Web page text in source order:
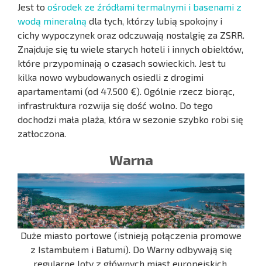
Jest to ośrodek ze źródłami termalnymi i basenami z
wodą mineralną dla tych, którzy lubią spokojny i
cichy wypoczynek oraz odczuwają nostalgię za ZSRR.
Znajduje się tu wiele starych hoteli i innych obiektów,
które przypominają o czasach sowieckich. Jest tu
kilka nowo wybudowanych osiedli z drogimi
apartamentami (od 47.500 €). Ogólnie rzecz biorąc,
infrastruktura rozwija się dość wolno. Do tego
dochodzi mała plaża, która w sezonie szybko robi się
zatłoczona.
Warna
Duże miasto portowe (istnieją połączenia promowe
z Istambułem i Batumi). Do Warny odbywają się
regularne loty z głównych miast europejskich.